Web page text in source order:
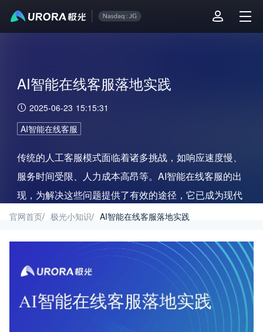
AI智能在线客服落地实践
2025-06-23 15:15:31
AI智能在线客服
传统的人工客服模式面临着诸多挑战，如响应速度慢、
服务时间受限、人力成本高昂等。AI智能在线客服的出
现，为解决这些问题提供了有效的途径，它已成为现代
客户服务体系中不可或缺的重要组成部分。
官网首页/ 极光小知识/ AI智能在线客服落地实践